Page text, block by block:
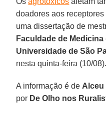
doadores aos
uma dissertação de
Faculdade de
Universidade de São
nesta quinta-feira (10/08).
A informação é de Alceu
por De Olho nos